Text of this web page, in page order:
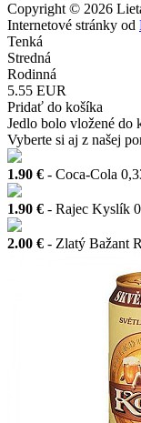
Copyright © 2026
Internetové stránky od
Tenká
Stredná
Rodinná
5.55 EUR
Pridať do košíka
Jedlo bolo vložené do
Vyberte si aj z našej
1.90 € - Coca-Cola
1.90 € - Rajec Kyslík
2.00 € - Zlatý Bažant